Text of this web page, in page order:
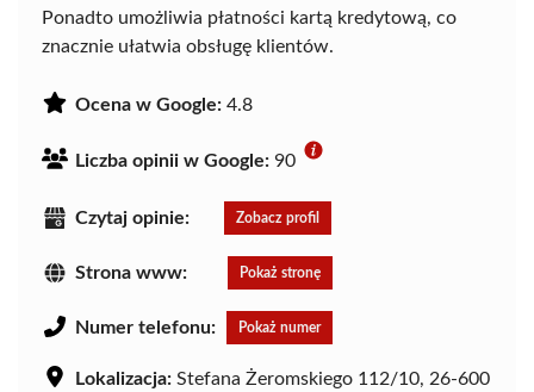
Ponadto umożliwia płatności kartą kredytową, co
znacznie ułatwia obsługę klientów.
Ocena w Google: 4.8
Liczba opinii w Google: 90
Czytaj opinie: Zobacz profil
Strona www: Pokaż stronę
Numer telefonu: Pokaż numer
Lokalizacja: Stefana Żeromskiego 112/10, 26-600